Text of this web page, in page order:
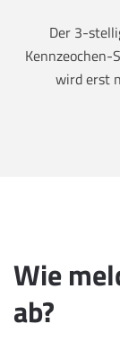
Der 3-
wird erst
Wie
ab?